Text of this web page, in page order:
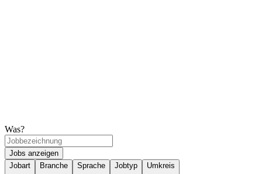
Was?
Jobs anzeigen
Jobart
Branche Sprache Jobtyp Umkreis